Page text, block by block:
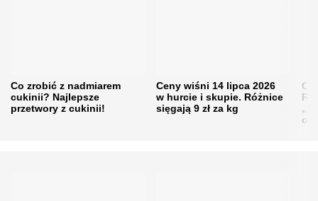
Co zrobić z nadmiarem
cukinii? Najlepsze
przetwory z cukinii!
Ceny wiśni 14 lipca 2026
w hurcie i skupie. Różnice
sięgają 9 zł za kg